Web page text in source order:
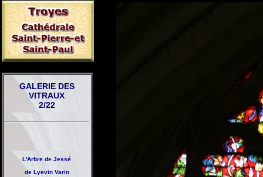
GALERIE DES
VITRAUX
2/22
L'Arbre de Jessé
de Lyevin Varin